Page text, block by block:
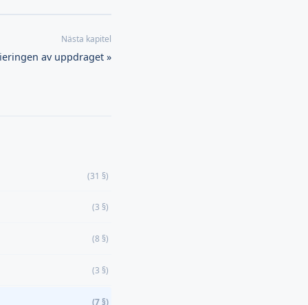
av uppdraget »
(31 §)
(3 §)
(8 §)
(3 §)
(7 §)